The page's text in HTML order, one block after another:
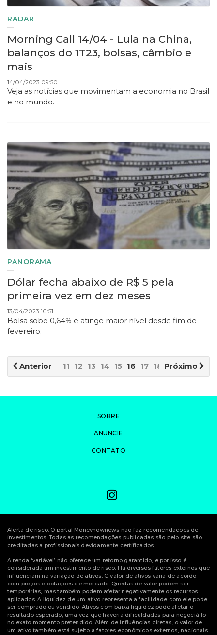
RADAR
Morning Call 14/04 - Lula na China,
balanços do 1T23, bolsas, câmbio e
mais
14/04/2023 09:50
Veja as notícias que movimentam a economia no Brasil
e no mundo.
PANORAMA
Dólar fecha abaixo de R$ 5 pela
primeira vez em dez meses
13/04/2023 10:51
Bolsa sobe 0,64% e atinge maior nível desde fim de
fevereiro.
Anterior Próximo
11 12 13 14 15 16 17 18 19 20
SOBRE
ANUNCIE
CONTATO
Alerta de risco: O portal Moneynownews não faz recomendações de
investimentos. Todas as recomendações publicadas são pelo site são
creditadas a profissionais devidamente certificados.
A renda ‘variável’ não oferece um retorno garantido, e por isso é
considerada um investimento de risco. Há diversos fatores externos que
influenciam na variação de ativos. O valor de ativos varia de acordo
com preços e cotações de mercado. Quedas de valor podem ser
temporárias, mas também podem afetar negativamente os recursos
aplicados. A liquidez de um ativo representa a facilidade com ele pode
ser comprado ou vendido. Ativos com baixa liquidez pode afetar o
resultado esperado, uma vez que haveria dificuldades para negociá-lo
no exato momento pretendido. Além de influências diretas, o valor de
um ativo também está sujeito a fatores econômicos externos, nacionais